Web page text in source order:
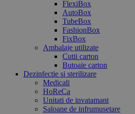
FlexiBox
AutoBox
TubeBox
FashionBox
FixBox
Ambalaje utilizate
Cutii carton
Butoaie carton
Dezinfectie si sterilizare
Medicali
HoReCa
Unitati de invatamant
Saloane de infrumusetare